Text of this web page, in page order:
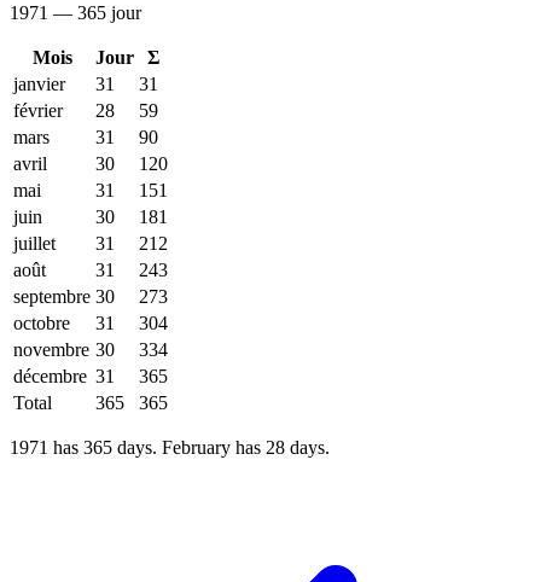
1971 — 365 jour
Mois Jour
Σ
janvier
31
31
février
28
59
mars
31
90
avril
30
120
mai
31
151
juin
30
181
juillet
31
212
août
31
243
septembre 30
273
octobre
31
304
novembre 30
334
décembre 31
365
Total
365 365
1971 has 365 days. February has 28 days.